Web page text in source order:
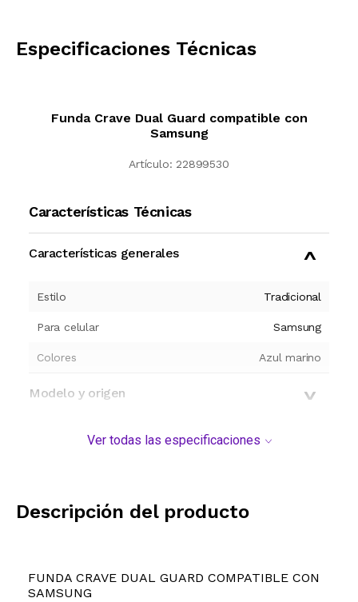
Especificaciones Técnicas
Funda Crave Dual Guard compatible con
Samsung
Artículo: 22899530
Características Técnicas
Características generales
Estilo Tradicional
Para celular Samsung
Colores Azul marino
Modelo y origen
Ver todas las especificaciones
Descripción del producto
FUNDA CRAVE DUAL GUARD COMPATIBLE CON
SAMSUNG